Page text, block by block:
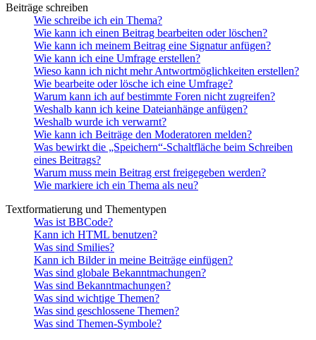
Beiträge schreiben
Wie schreibe ich ein Thema?
Wie kann ich einen Beitrag bearbeiten oder löschen?
Wie kann ich meinem Beitrag eine Signatur anfügen?
Wie kann ich eine Umfrage erstellen?
Wieso kann ich nicht mehr Antwortmöglichkeiten erstellen?
Wie bearbeite oder lösche ich eine Umfrage?
Warum kann ich auf bestimmte Foren nicht zugreifen?
Weshalb kann ich keine Dateianhänge anfügen?
Weshalb wurde ich verwarnt?
Wie kann ich Beiträge den Moderatoren melden?
Was bewirkt die „Speichern“-Schaltfläche beim Schreiben
eines Beitrags?
Warum muss mein Beitrag erst freigegeben werden?
Wie markiere ich ein Thema als neu?
Textformatierung und Thementypen
Was ist BBCode?
Kann ich HTML benutzen?
Was sind Smilies?
Kann ich Bilder in meine Beiträge einfügen?
Was sind globale Bekanntmachungen?
Was sind Bekanntmachungen?
Was sind wichtige Themen?
Was sind geschlossene Themen?
Was sind Themen-Symbole?